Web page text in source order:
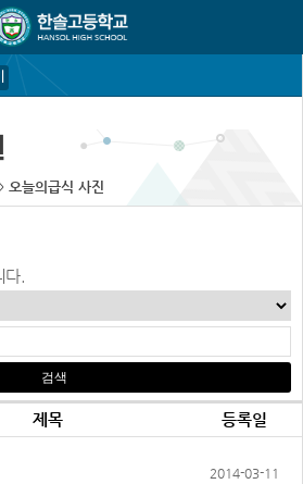
오늘의급식 사진
.
제목 등록일
2014-03-11